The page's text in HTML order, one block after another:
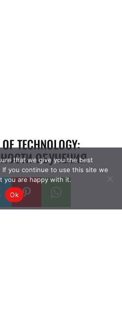
that we give you the best
you continue to use this site we
you are happy with it.
Ok